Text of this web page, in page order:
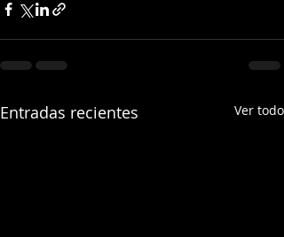
Entradas recientes Ver todo